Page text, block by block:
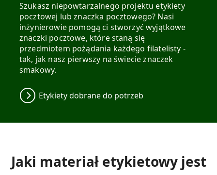
Szukasz niepowtarzalnego projektu etykiety
pocztowej lub znaczka pocztowego? Nasi
inżynierowie pomogą ci stworzyć wyjątkowe
znaczki pocztowe, które staną się
przedmiotem pożądania każdego filatelisty -
tak, jak nasz pierwszy na świecie znaczek
smakowy.
Etykiety dobrane do potrzeb
Jaki materiał etykietowy jest